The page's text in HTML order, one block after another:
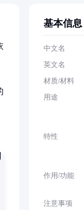
基本信息
中文名
英文名
材质/材料
用途
特性
作用/功能
注意事项